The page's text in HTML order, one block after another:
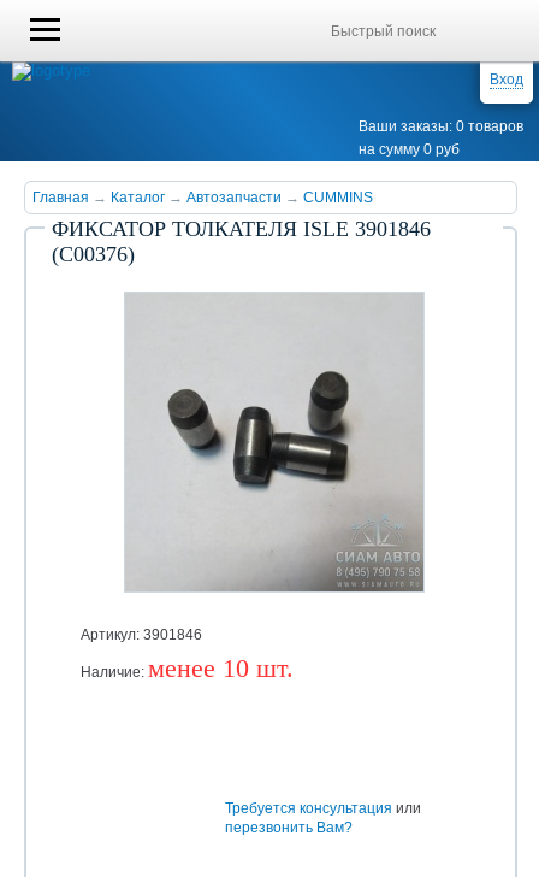
Вход
Ваши заказы: 0 товаров
на сумму 0 руб
Главная → Каталог → Автозапчасти → CUMMINS
ФИКСАТОР ТОЛКАТЕЛЯ ISLE 3901846
(С00376)
Артикул: 3901846
Наличие: менее 10 шт.
Требуется консультация или
перезвонить Вам?